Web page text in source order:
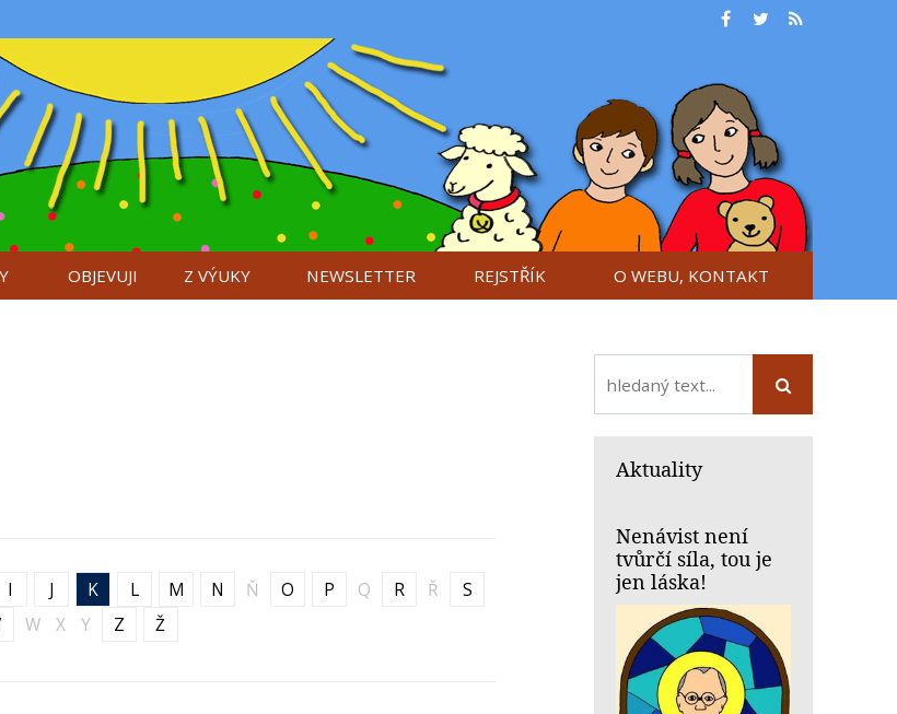
OBJEVUJI Z VÝUKY NEWSLETTER REJSTŘÍK O WEBU, KONTAKT
I J K L M N Ň O P Q R Ř
S
W X Y Z Ž
Aktuality
Nenávist není
tvůrčí síla, tou je
jen láska!